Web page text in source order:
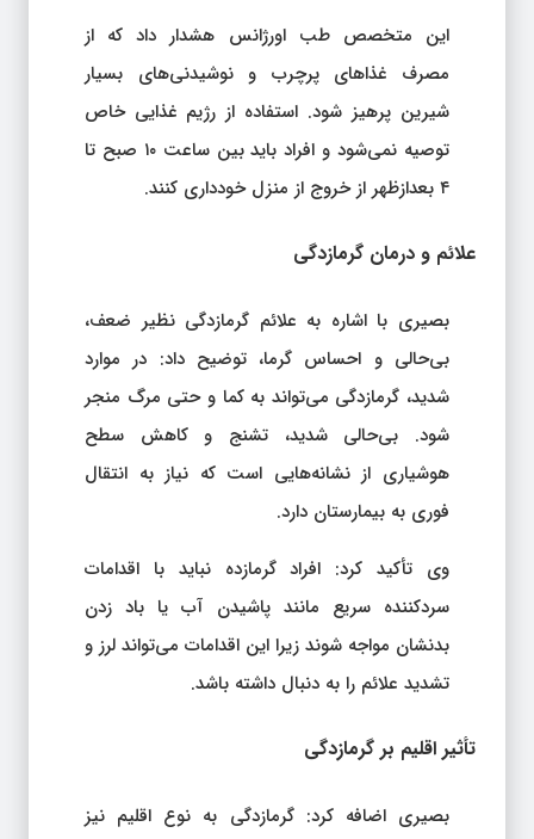
این متخصص طب اورژانس هشدار داد که از
مصرف غذاهای پرچرب و نوشیدنی‌های بسیار
شیرین پرهیز شود. استفاده از رژیم غذایی خاص
توصیه نمی‌شود و افراد باید بین ساعت ۱۰ صبح تا
۴ بعدازظهر از خروج از منزل خودداری کنند.
علائم و درمان گرمازدگی
بصیری با اشاره به علائم گرمازدگی نظیر ضعف،
بی‌حالی و احساس گرما، توضیح داد: در موارد
شدید، گرمازدگی می‌تواند به کما و حتی مرگ منجر
شود. بی‌حالی شدید، تشنج و کاهش سطح
هوشیاری از نشانه‌هایی است که نیاز به انتقال
فوری به بیمارستان دارد.
وی تأکید کرد: افراد گرمازده نباید با اقدامات
سردکننده سریع مانند پاشیدن آب یا باد زدن
بدنشان مواجه شوند زیرا این اقدامات می‌تواند لرز و
تشدید علائم را به دنبال داشته باشد.
تأثیر اقلیم بر گرمازدگی
بصیری اضافه کرد: گرمازدگی به نوع اقلیم نیز